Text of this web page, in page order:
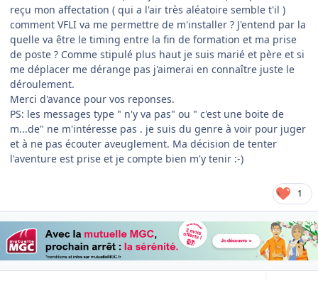
reçu mon affectation ( qui a l'air très aléatoire semble t'il )
comment VFLI va me permettre de m'installer ? J'entend par la
quelle va être le timing entre la fin de formation et ma prise
de poste ? Comme stipulé plus haut je suis marié et père et si
me déplacer me dérange pas j'aimerai en connaître juste le
déroulement.
Merci d'avance pour vos reponses.
PS: les messages type " n'y va pas" ou " c'est une boite de
m...de" ne m'intéresse pas . je suis du genre à voir pour juger
et à ne pas écouter aveuglement. Ma décision de tenter
l'aventure est prise et je compte bien m'y tenir :-)
1